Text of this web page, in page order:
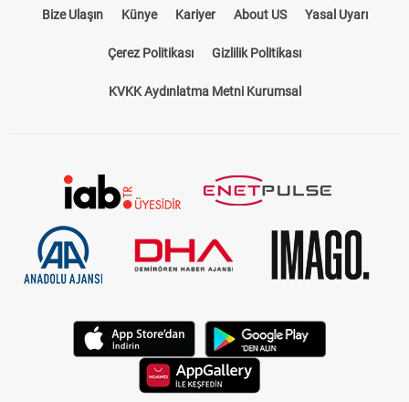
Bize Ulaşın Künye Kariyer About US Yasal Uyarı
Çerez Politikası Gizlilik Politikası
KVKK Aydınlatma Metni Kurumsal